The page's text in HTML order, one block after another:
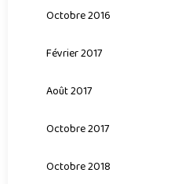
Octobre 2016
Février 2017
Août 2017
Octobre 2017
Octobre 2018